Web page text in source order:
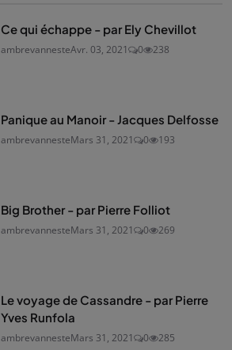
Ce qui échappe - par Ely Chevillot
ambrevannesteAvr. 03, 2021 0 238
Panique au Manoir - Jacques Delfosse
ambrevannesteMars 31, 2021 0 193
Big Brother - par Pierre Folliot
ambrevannesteMars 31, 2021 0 269
Le voyage de Cassandre - par Pierre
Yves Runfola
ambrevannesteMars 31, 2021 0 285